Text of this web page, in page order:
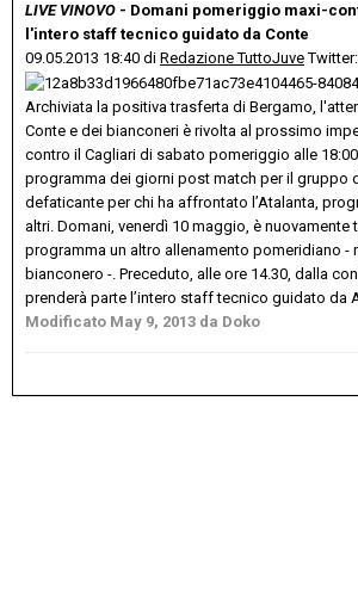
LIVE VINOVO - Domani pomeriggio maxi-
l'intero staff tecnico guidato da Conte
09.05.2013 18:40 di Redazione TuttoJuveTwitter:
Archiviata la positiva trasferta di Bergamo,
Conte e dei bianconeri è rivolta al prossimo
contro il Cagliari di sabato pomeriggio alle
programma dei giorni post match per il gruppo
defaticante per chi ha affrontato l’Atalanta,
altri. Domani, venerdì 10 maggio, è nuovamente
programma un altro allenamento pomeridiano -
bianconero -. Preceduto, alle ore 14.30, dalla
prenderà parte l’intero staff tecnico guidato da
Modificato May 9, 2013 da Doko